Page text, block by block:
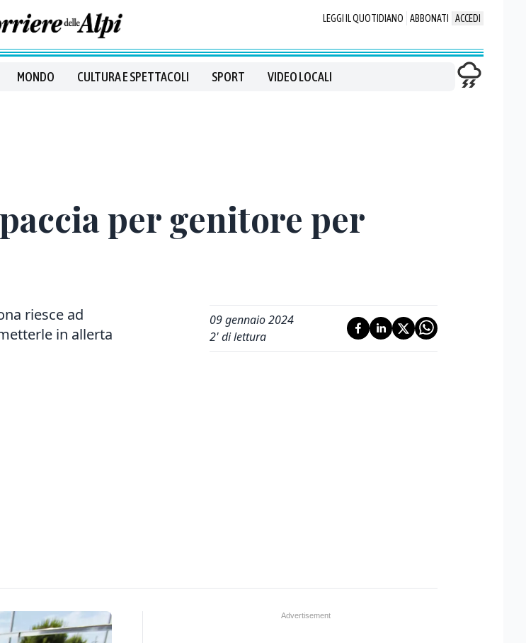
LEGGI IL QUOTIDIANO ABBONATI ACCEDI
MONDO CULTURA E SPETTACOLI SPORT VIDEO LOCALI
per genitore per
riesce ad
in allerta
09 gennaio 2024
2' di lettura